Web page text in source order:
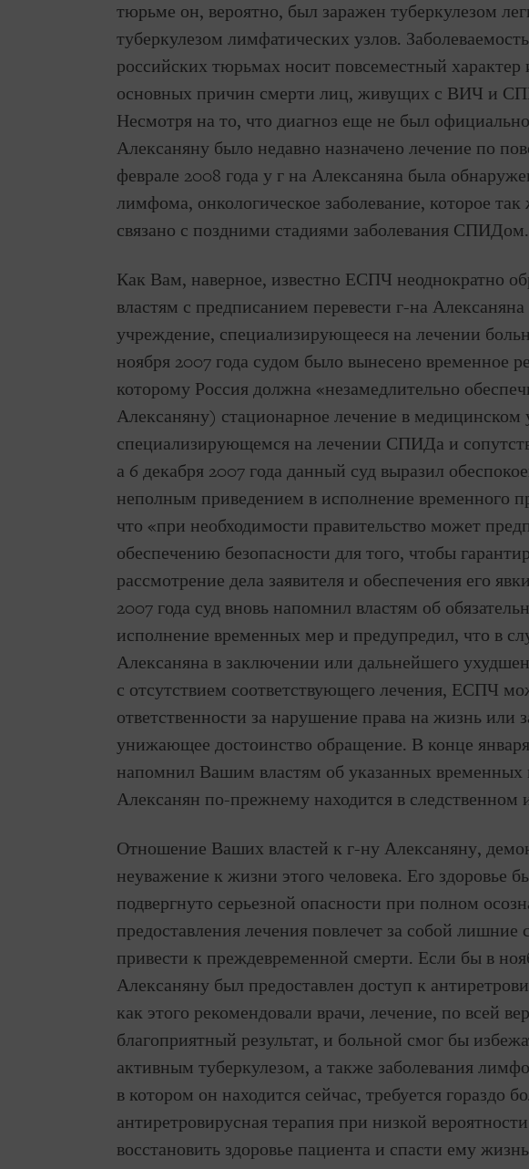
тюрьме он, вероятно, был заражен туберкулезом
туберкулезом лимфатических узлов.
российских тюрьмах носит повсеместный характер
основных причин смерти лиц, живущих с ВИЧ и
Несмотря на то, что диагноз еще не был
Алексаняну было недавно назначено лечение по
феврале 2008 года у г на Алексаняна была
лимфома, онкологическое заболевание, которое так
связано с поздними стадиями заболевания СПИДом.
Как Вам, наверное, известно ЕСПЧ неоднократно
властям с предписанием перевести г-на
учреждение, специализирующееся на лечении
ноября 2007 года судом было вынесено временное
которому Россия должна «незамедлительно
Алексаняну) стационарное лечение в медицинском
специализирующемся на лечении СПИДа и
а 6 декабря 2007 года данный суд выразил
неполным приведением в исполнение временного
что «при необходимости правительство может
обеспечению безопасности для того, чтобы
рассмотрение дела заявителя и обеспечения его
2007 года суд вновь напомнил властям об
исполнение временных мер и предупредил, что в
Алексаняна в заключении или дальнейшего
с отсутствием соответствующего лечения, ЕСПЧ
ответственности за нарушение права на жизнь или
унижающее достоинство обращение. В конце
напомнил Вашим властям об указанных временных
Алексанян по-прежнему находится в следственном
Отношение Ваших властей к г-ну Алексаняну,
неуважение к жизни этого человека. Его здоровье
подвергнуто серьезной опасности при полном
предоставления лечения повлечет за собой лишние
привести к преждевременной смерти. Если бы в
Алексаняну был предоставлен доступ к
как этого рекомендовали врачи, лечение, по всей
благоприятный результат, и больной смог бы
активным туберкулезом, а также заболевания
в котором он находится сейчас, требуется гораздо
антиретровирусная терапия при низкой
восстановить здоровье пациента и спасти ему